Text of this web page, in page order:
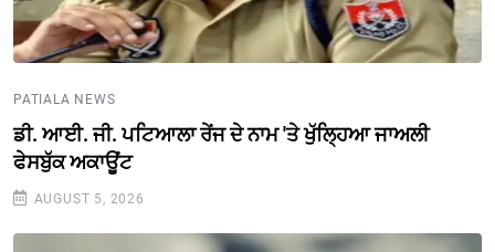
PATIALA NEWS
ਡੀ. ਆਈ. ਜੀ. ਪਟਿਆਲਾ ਰੇਂਜ ਦੇ ਨਾਮ 'ਤੇ ਖੁੱਲ੍ਹਿਆ ਜਾਅਲੀ
ਫੇਸਬੁੱਕ ਅਕਾਊਂਟ
AUGUST 5, 2026